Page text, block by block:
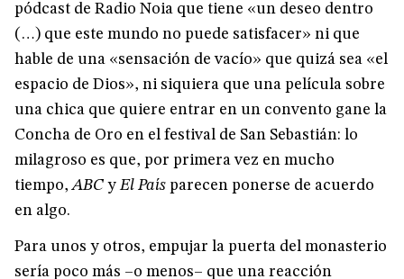
pódcast de Radio Noia que tiene «un deseo dentro
(…) que este mundo no puede satisfacer» ni que
hable de una «sensación de vacío» que quizá sea «el
espacio de Dios», ni siquiera que una película sobre
una chica que quiere entrar en un convento gane la
Concha de Oro en el festival de San Sebastián: lo
milagroso es que, por primera vez en mucho
tiempo,ABC yEl País parecen ponerse de acuerdo
en algo.
Para unos y otros, empujar la puerta del monasterio
sería poco más –o menos– que una reacción